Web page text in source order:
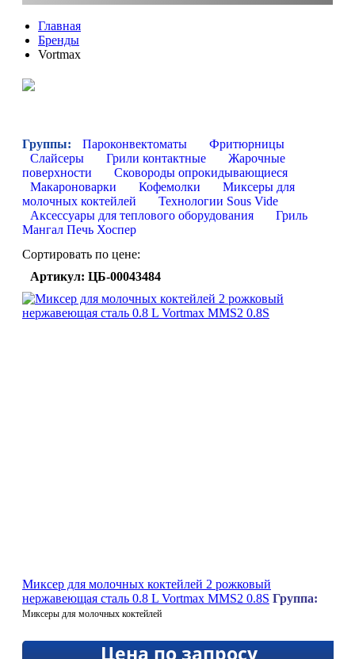
Главная
Бренды
Vortmax
Группы: Пароконвектоматы
Фритюрницы
Слайсеры
Грили контактные
Жарочные
поверхности
Сковороды опрокидывающиеся
Макароноварки
Кофемолки
Миксеры для
молочных коктейлей
Технологии Sous Vide
Аксессуары для теплового оборудования
Гриль
Мангал Печь Хоспер
Сортировать по цене:
Артикул: ЦБ-00043484
Миксер для молочных коктейлей 2 рожковый
нержавеющая сталь 0.8 L Vortmax MMS2 0.8S Группа:
Миксеры для молочных коктейлей
Цена по запросу